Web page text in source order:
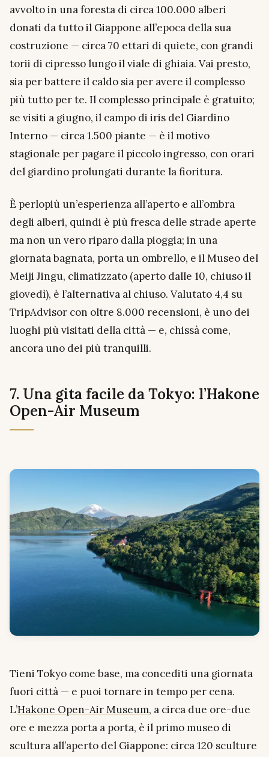
avvolto in una foresta di circa 100.000 alberi
donati da tutto il Giappone all’epoca della sua
costruzione — circa 70 ettari di quiete, con grandi
torii di cipresso lungo il viale di ghiaia. Vai presto,
sia per battere il caldo sia per avere il complesso
più tutto per te. Il complesso principale è gratuito;
se visiti a giugno, il campo di iris del Giardino
Interno — circa 1.500 piante — è il motivo
stagionale per pagare il piccolo ingresso, con orari
del giardino prolungati durante la fioritura.
È perlopiù un’esperienza all’aperto e all’ombra
degli alberi, quindi è più fresca delle strade aperte
ma non un vero riparo dalla pioggia; in una
giornata bagnata, porta un ombrello, e il Museo del
Meiji Jingu, climatizzato (aperto dalle 10, chiuso il
giovedì), è l’alternativa al chiuso. Valutato 4,4 su
TripAdvisor con oltre 8.000 recensioni, è uno dei
luoghi più visitati della città — e, chissà come,
ancora uno dei più tranquilli.
7. Una gita facile da Tokyo: l’Hakone
Open-Air Museum
Tieni Tokyo come base, ma concediti una giornata
fuori città — e puoi tornare in tempo per cena.
L’Hakone Open-Air Museum, a circa due ore-due
ore e mezza porta a porta, è il primo museo di
scultura all’aperto del Giappone: circa 120 sculture